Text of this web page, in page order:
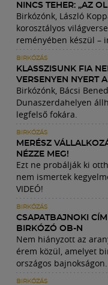
NINCS TEHER: „AZ
Birkózónk, László
korosztályos
reményében készül –
BIRKÓZÁS
KLASSZISUNK FIA
VERSENYEN NYERT
Birkózónk, Bácsi
Dunaszerdahelyen
legfelső fokára.
BIRKÓZÁS
MERÉSZ
NÉZZE MEG!
Ezt ne probálják ki
nem ismertek
VIDEÓ!
BIRKÓZÁS
CSAPATBAJNOKI
BIRKÓZÓ OB-N
Nem hiányzott az
érem közül, amelyet
országos bajnokságon.
BIRKÓZÁS